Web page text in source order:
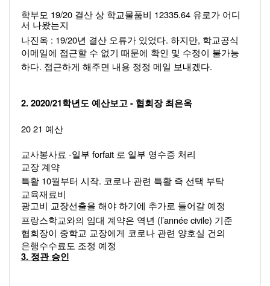
학부모 19/20 결산 상 학교물품비 12335.64 유로가 어디
서 나왔는지
나진옥 : 19/20년 결산 오류가 있었다. 하지만, 학교공식
이메일에 접근할 수 없기 때문에 확인 및 수정이 불가능
하다. 접근하게 해주면 내용 정정 메일 보내겠다.
2. 2020/21학년도 예산보고 - 협회장 최은옥
20 21 예산
교사봉사료 -일부 forfait 로 일부 영수증 처리
교장 계약
특활 10월부터 시작. 코로나 관련 특활 즉 선택 부탁
교육재료비
광고비 교장선출을 해야 하기에 추가로 들어갈 예정
프랑스학교와의 임대 계약은 역년 (l’année civile) 기준
협회장이 중학교 교장에게 코로나 관련 양호실 건의
은행수수료도 조정 예정
3. 정관 승인